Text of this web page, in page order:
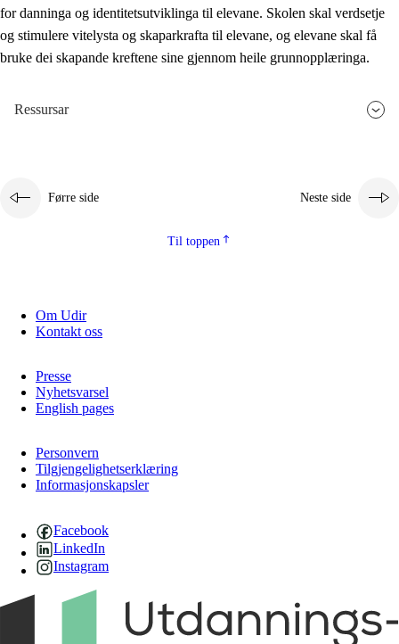
for danninga og identitetsutviklinga til elevane. Skolen skal verdsetje
og stimulere vitelysta og skaparkrafta til elevane, og elevane skal få
bruke dei skapande kreftene sine gjennom heile grunnopplæringa.
Ressursar
Førre side Neste side
Til toppen
Om Udir
Kontakt oss
Presse
Nyhetsvarsel
English pages
Personvern
Tilgjengelighetserklæring
Informasjonskapsler
Facebook
LinkedIn
Instagram